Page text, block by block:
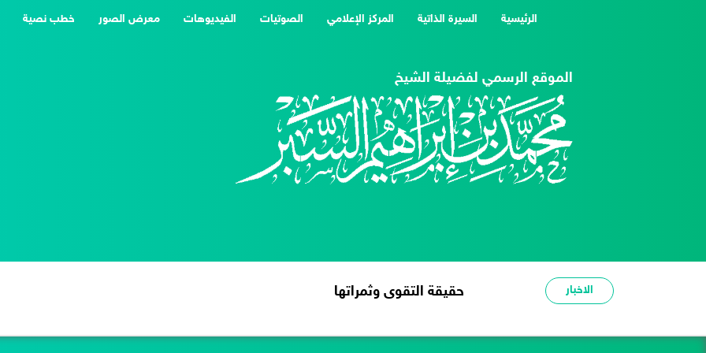
الرئيسية
(current) السيرة الذاتية المركز الإعلامي الصوتيات الفيديوهات معرض الصور خطب نصية
الموقع الرسمي لفضيلة الشيخ
الاخبار شدة الحر عبرة وعظة